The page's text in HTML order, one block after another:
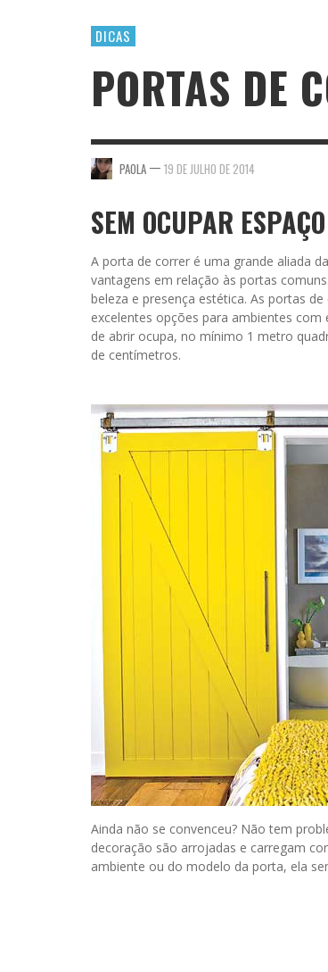
DICAS
PORTAS DE
PAOLA — 19 DE JULHO DE 2014
SEM OCUPAR ESPAÇO
A porta de correr é uma grande aliada
vantagens em relação às portas
beleza e presença estética. As portas
excelentes opções para ambientes
de abrir ocupa, no mínimo 1 metro
de centímetros.
Ainda não se convenceu? Não tem
decoração são arrojadas e carregam
ambiente ou do modelo da porta, ela